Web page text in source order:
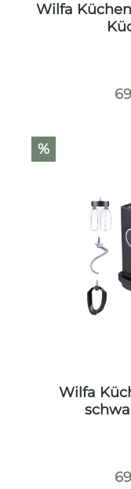
Wilfa
%
Wilfa